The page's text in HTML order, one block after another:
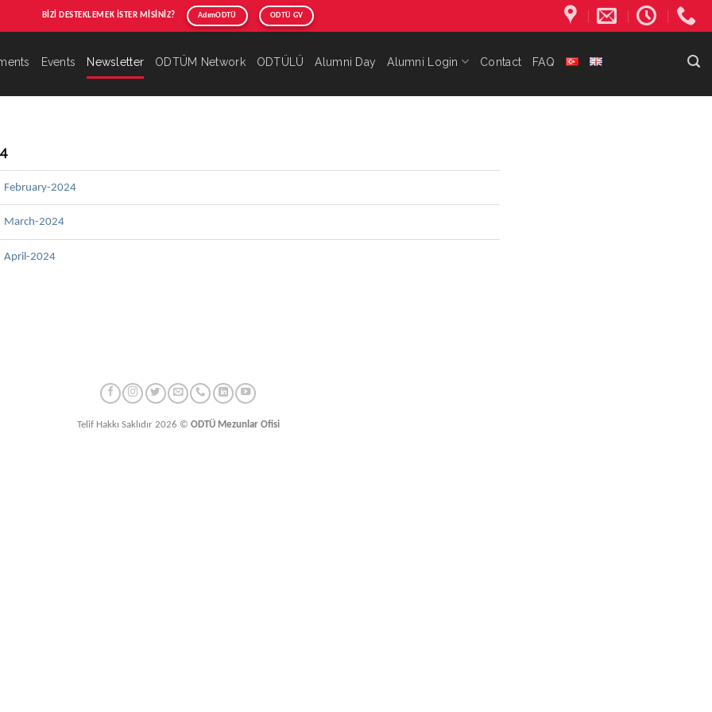
BİZİ DESTEKLEMEK İSTER MİSİNİZ? AdımODTÜ ODTÜ GV
Events Newsletter ODTÜM Network ODTÜLÜ Alumni Day Alumni Login Contact FAQ
February-2024
March-2024
April-2024
Telif Hakkı Saklıdır 2026 © ODTÜ Mezunlar Ofisi